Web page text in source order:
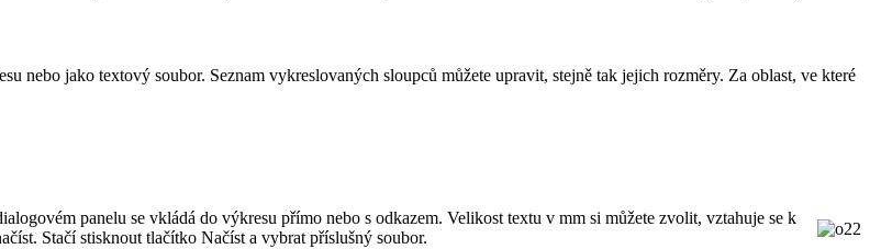
nebo jako textový soubor. Seznam vykreslovaných sloupců můžete upravit, stejně tak jejich rozměry. Za oblast, ve které
panelu se vkládá do výkresu přímo nebo s odkazem. Velikost textu v mm si můžete zvolit, vztahuje se k
Stačí stisknout tlačítko Načíst a vybrat příslušný soubor.